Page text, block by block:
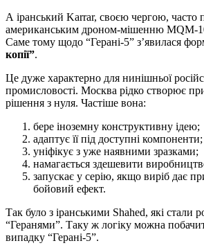
А іранський Karrar, своєю чергою, часто
американським дроном-мішенню MQM-
Саме тому щодо “Герані-5” з’явилася
копії”.
Це дуже характерно для нинішньої
промисловості. Москва рідко створює
рішення з нуля. Частіше вона:
бере іноземну конструктивну ідею;
адаптує її під доступні компоненти;
уніфікує з уже наявними зразками;
намагається здешевити
запускає у серію, якщо виріб дає
бойовий ефект.
Так було з іранськими Shahed, які стали
“Геранями”. Таку ж логіку можна
випадку “Герані-5”.